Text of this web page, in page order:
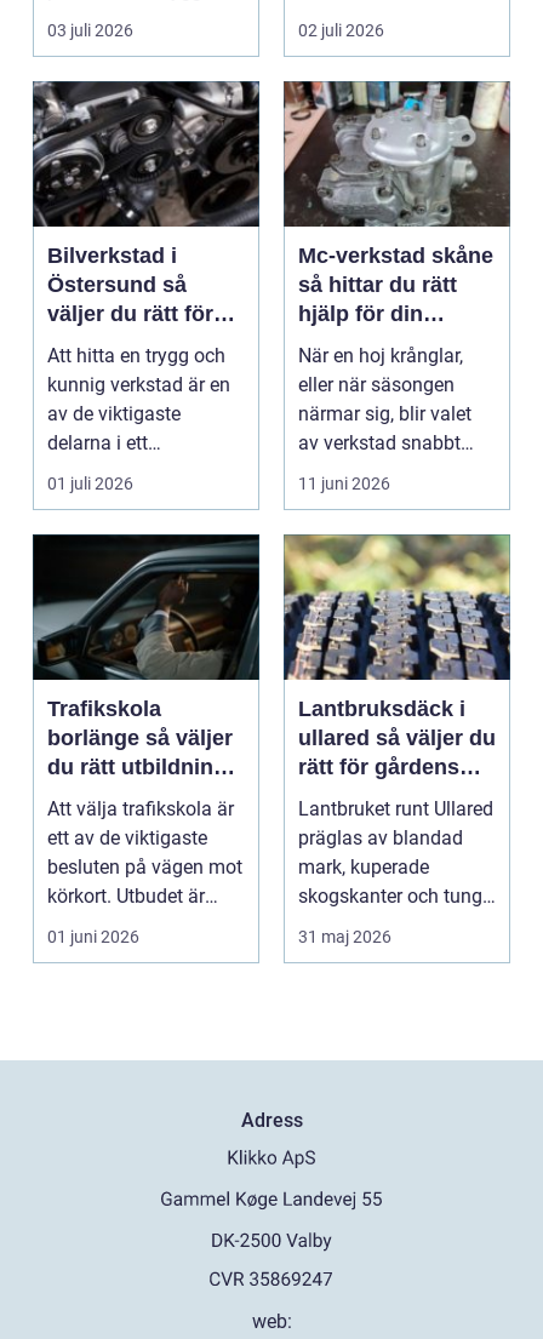
fyrhjulingen beter sig
03 juli 2026
värde. I no...
02 juli 2026
Bilverkstad i
Östersund så
väljer du rätt för
din bil
Att hitta en trygg och
kunnig verkstad är en
av de viktigaste
delarna i ett
problemfritt bilägande.
01 juli 2026
Mc-verkstad skåne
så hittar du rätt
hjälp för din
motorcykel
När en hoj krånglar,
eller när säsongen
närmar sig, blir valet
av verkstad snabbt
avgörande. En MC-v...
11 juni 2026
Trafikskola
borlänge så väljer
du rätt utbildning
mot körkort
Att välja trafikskola är
ett av de viktigaste
besluten på vägen mot
körkort. Utbudet är
stort, prise...
01 juni 2026
Lantbruksdäck i
ullared så väljer du
rätt för gårdens
behov
Lantbruket runt Ullared
präglas av blandad
mark, kuperade
skogskanter och tunga
arbetsmoment.
31 maj 2026
Adress
web: